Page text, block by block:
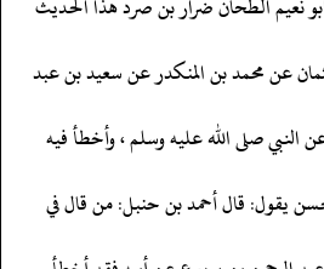
عن محمد بن المنكدر عن سعيد بن عبد
صلى الله عليه وسلم ، وأخطأ فيه
يقول: قال أحمد بن حنبل: من قال في